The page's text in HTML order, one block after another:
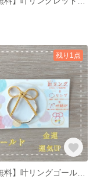
残り1点